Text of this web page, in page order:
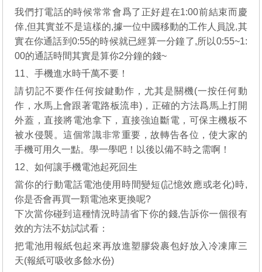
我們打電話的時候常常會爲了正好趕在1:00前結束而慶
倖,但其實並不是這樣的,據一位中國移動的工作人員說,其
實在你通話到0:55的時候就已經算一分鐘了,所以0:55~1:
00的通話時間其實是算你2分鐘的錢~
11、手機進水時千萬不要！
請切記不要作任何按鍵動作，尤其是關機(一按任何動
作，水馬上會跟著電路板流串)，正確的方法爲馬上打開
外蓋，直接將電池拿下，直接強迫斷電，可保主機板不
被水侵襲。這個常識非常重要，故轉告各位，使大家的
手機可用久一點。學一學吧！以後以備不時之需啊！
12、如何讓手機電池起死回生
當你的行動電話電池使用時間變短(記憶效應或老化)時,
你是否會再買一顆電池來更換呢?
下次當你碰到這種情況時請省下你的錢,告訴你一個很有
效的方法不妨試試看：
把電池用報紙包起來再放進塑膠袋裹包好放入冷凍庫三
天(報紙可吸收多餘水份)